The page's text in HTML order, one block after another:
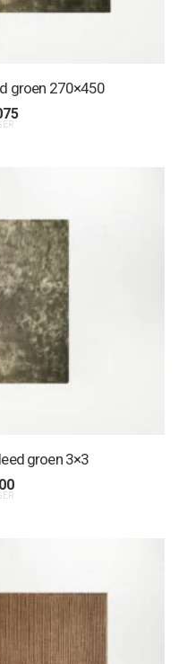
groen 270×450
groen 3×3